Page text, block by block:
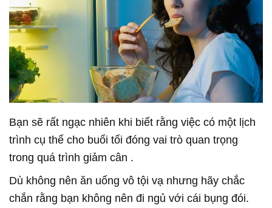
Bạn sẽ rất ngạc nhiên khi biết rằng việc có một lịch
trình cụ thể cho buổi tối đóng vai trò quan trọng
trong quá trình giảm cân .
Dù không nên ăn uống vô tội vạ nhưng hãy chắc
chắn rằng bạn không nên đi ngủ với cái bụng đói.